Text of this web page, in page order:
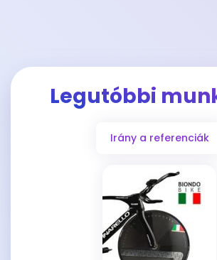
Legutóbbi
Irány a referenciák